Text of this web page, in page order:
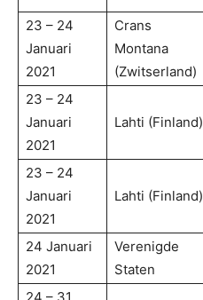
23 – 24
Januari
2021
Crans
Montana
(Zwitserland)
23 – 24
Januari
2021
Lahti (Finland)
23 – 24
Januari
2021
Lahti (Finland)
24 Januari
2021
Verenigde
Staten